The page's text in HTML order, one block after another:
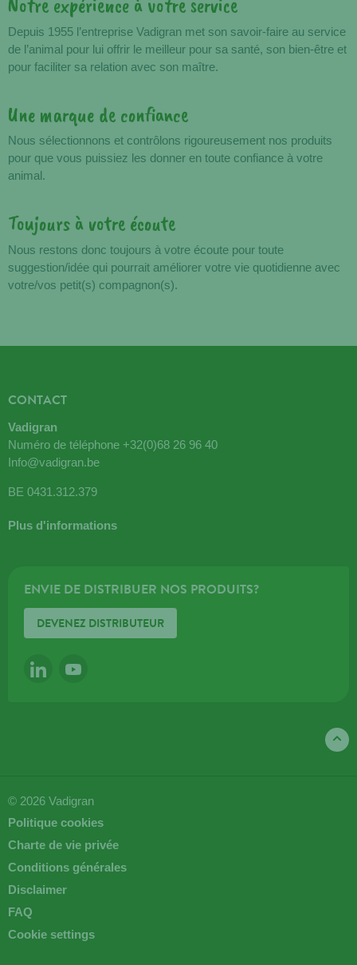
Avantages
Notre expérience à votre service
Depuis 1955 l’entreprise Vadigran met son savoir-faire au service
de l’animal pour lui offrir le meilleur pour sa santé, son bien-être et
pour faciliter sa relation avec son maître.
Une marque de confiance
Nous sélectionnons et contrôlons rigoureusement nos produits
pour que vous puissiez les donner en toute confiance à votre
animal.
Toujours à votre écoute
Nous restons donc toujours à votre écoute pour toute
suggestion/idée qui pourrait améliorer votre vie quotidienne avec
votre/vos petit(s) compagnon(s).
CONTACT
Vadigran
Numéro de téléphone +32(0)68 26 96 40
Info@vadigran.be
BE 0431.312.379
Plus d'informations
ENVIE DE DISTRIBUER NOS PRODUITS?
DEVENEZ DISTRIBUTEUR
LINKEDINYOUTUBE
© 2026 Vadigran
Politique cookies
Charte de vie privée
Conditions générales
Disclaimer
FAQ
Cookie settings